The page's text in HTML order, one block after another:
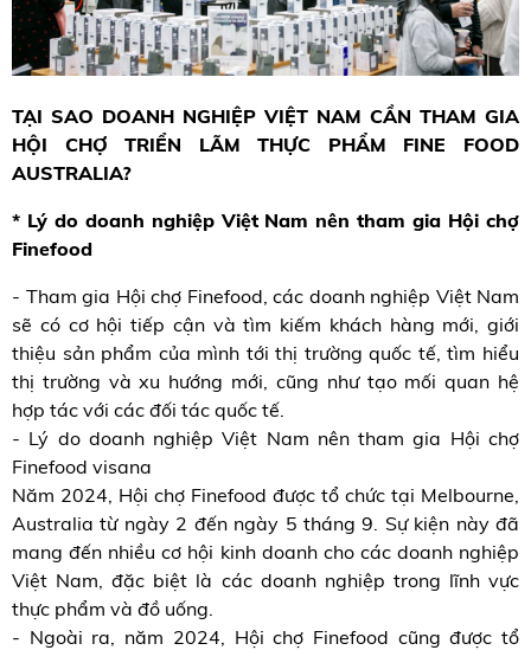
TẠI SAO DOANH NGHIỆP VIỆT NAM CẦN THAM GIA
HỘI CHỢ TRIỂN LÃM THỰC PHẨM FINE FOOD
AUSTRALIA?
* Lý do doanh nghiệp Việt Nam nên tham gia Hội chợ
Finefood
- Tham gia Hội chợ Finefood, các doanh nghiệp Việt Nam
sẽ có cơ hội tiếp cận và tìm kiếm khách hàng mới, giới
thiệu sản phẩm của mình tới thị trường quốc tế, tìm hiểu
thị trường và xu hướng mới, cũng như tạo mối quan hệ
hợp tác với các đối tác quốc tế.
- Lý do doanh nghiệp Việt Nam nên tham gia Hội chợ
Finefood visana
Năm 2024, Hội chợ Finefood được tổ chức tại Melbourne,
Australia từ ngày 2 đến ngày 5 tháng 9. Sự kiện này đã
mang đến nhiều cơ hội kinh doanh cho các doanh nghiệp
Việt Nam, đặc biệt là các doanh nghiệp trong lĩnh vực
thực phẩm và đồ uống.
- Ngoài ra, năm 2024, Hội chợ Finefood cũng được tổ